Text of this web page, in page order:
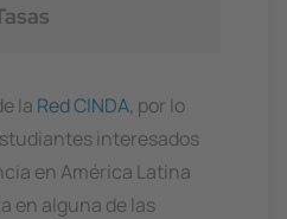
la Red CINDA, por lo
interesados
en América Latina
en alguna de las